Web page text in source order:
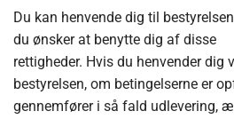
Du kan henvende dig til
du ønsker at benytte dig af disse
rettigheder. Hvis du henvender dig
bestyrelsen, om betingelserne er
gennemfører i så fald udlevering,